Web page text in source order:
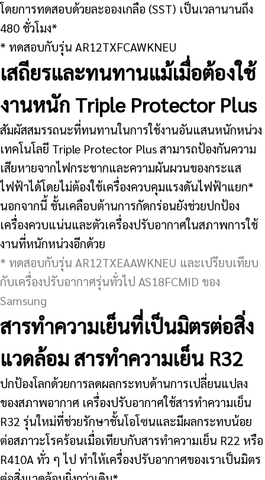
โดยการทดสอบด้วยละอองเกลือ (SST) เป็นเวลานานถึง
480 ชั่วโมง*
* ทดสอบกับรุ่น AR12TXFCAWKNEU
เสถียรและทนทานแม้เมื่อต้องใช้
งานหนัก Triple Protector Plus
สัมผัสสมรรถนะที่ทนทานในการใช้งานอันแสนหนักหน่วง
เทคโนโลยี Triple Protector Plus สามารถป้องกันความ
เสียหายจากไฟกระชากและความผันผวนของกระแส
ไฟฟ้าได้โดยไม่ต้องใช้เครื่องควบคุมแรงดันไฟฟ้าแยก*
นอกจากนี้ ชั้นเคลือบต้านการกัดกร่อนยังช่วยปกป้อง
เครื่องควบแน่นและตัวเครื่องปรับอากาศในสภาพการใช้
งานที่หนักหน่วงอีกด้วย
* ทดสอบกับรุ่น AR12TXEAAWKNEU และเปรียบเทียบ
กับเครื่องปรับอากาศรุ่นทั่วไป AS18FCMID ของ
Samsung
สารทำความเย็นที่เป็นมิตรต่อสิ่ง
แวดล้อม สารทำความเย็น R32
ปกป้องโลกด้วยการลดผลกระทบด้านการเปลี่ยนแปลง
ของสภาพอากาศ เครื่องปรับอากาศใช้สารทำความเย็น
R32 รุ่นใหม่ที่ช่วยรักษาชั้นโอโซนและมีผลกระทบน้อย
ต่อสภาวะโรคร้อนเมื่อเทียบกับสารทำความเย็น R22 หรือ
R410A ทั่ว ๆ ไป ทำให้เครื่องปรับอากาศของเราเป็นมิตร